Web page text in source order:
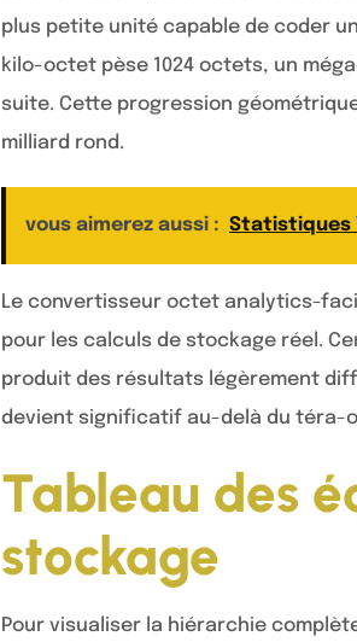
plus petite unité capable de coder
kilo-octet pèse 1024 octets, un
suite. Cette progression
milliard rond.
vous aimerez aussi : Statistiques
Le convertisseur octet analytics-
pour les calculs de stockage réel.
produit des résultats légèrement
devient significatif au-delà du téra-
Tableau des
stockage
Pour visualiser la hiérarchie